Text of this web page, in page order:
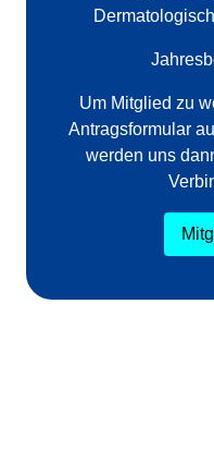
Um Mitglied zu
Antragsformular
werden uns